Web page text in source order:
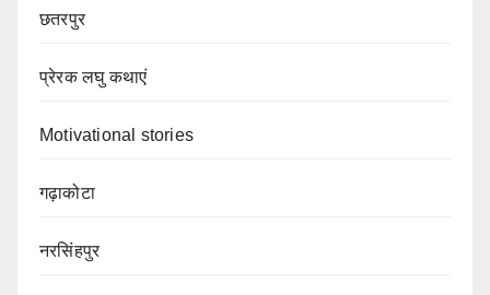
छतरपुर
प्रेरक लघु कथाएं
Motivational stories
गढ़ाकोटा
नरसिंहपुर